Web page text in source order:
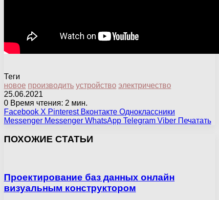
Теги
новое производить устройство электричество
25.06.2021
0 Время чтения: 2 мин.
Facebook X Pinterest Вконтакте Одноклассники
Messenger Messenger WhatsApp Telegram Viber Печатать
ПОХОЖИЕ СТАТЬИ
Проектирование баз данных онлайн
визуальным конструктором